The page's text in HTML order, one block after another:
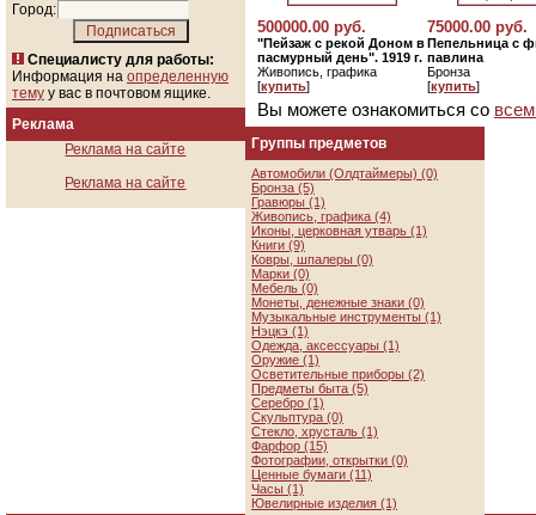
Город:
Специалисту для работы:
Информация на определенную
тему у вас в почтовом ящике.
Реклама
Реклама на сайте
Реклама на сайте
500000.00 руб.
"Пейзаж с рекой Доном в
пасмурный день". 1919 г.
Живопись, графика
[купить]
75000.00 руб.
Пепельница с
павлина
Бронза
[купить]
Вы можете ознакомиться со
Группы предметов
Автомобили (Олдтаймеры) (0)
Бронза (5)
Гравюры (1)
Живопись, графика (4)
Иконы, церковная утварь (1)
Книги (9)
Ковры, шпалеры (0)
Марки (0)
Мебель (0)
Монеты, денежные знаки (0)
Музыкальные инструменты (1)
Нэцкэ (1)
Одежда, аксессуары (1)
Оружие (1)
Осветительные приборы (2)
Предметы быта (5)
Серебро (1)
Скульптура (0)
Стекло, хрусталь (1)
Фарфор (15)
Фотографии, открытки (0)
Ценные бумаги (11)
Часы (1)
Ювелирные изделия (1)